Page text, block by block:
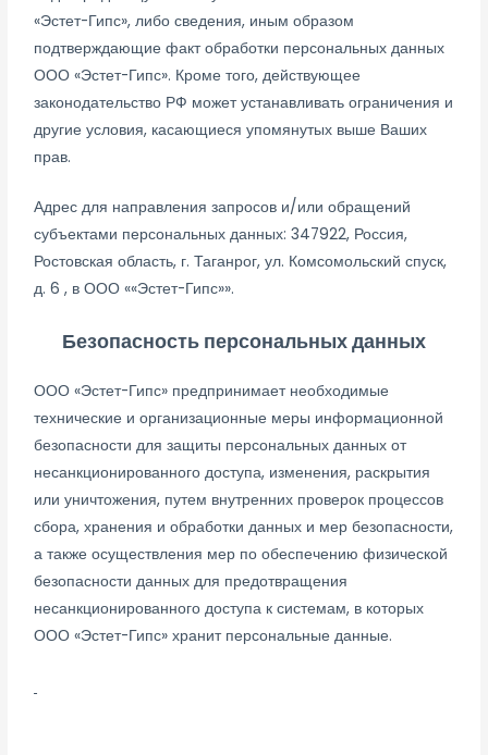
«Эстет-Гипс», либо сведения, иным образом
подтверждающие факт обработки персональных данных
ООО «Эстет-Гипс». Кроме того, действующее
законодательство РФ может устанавливать ограничения и
другие условия, касающиеся упомянутых выше Ваших
прав.
Адрес для направления запросов и/или обращений
субъектами персональных данных: 347922, Россия,
Ростовская область, г. Таганрог, ул. Комсомольский спуск,
д. 6 , в ООО ««Эстет-Гипс»».
Безопасность персональных данных
ООО «Эстет-Гипс» предпринимает необходимые
технические и организационные меры информационной
безопасности для защиты персональных данных от
несанкционированного доступа, изменения, раскрытия
или уничтожения, путем внутренних проверок процессов
сбора, хранения и обработки данных и мер безопасности,
а также осуществления мер по обеспечению физической
безопасности данных для предотвращения
несанкционированного доступа к системам, в которых
ООО «Эстет-Гипс» хранит персональные данные.